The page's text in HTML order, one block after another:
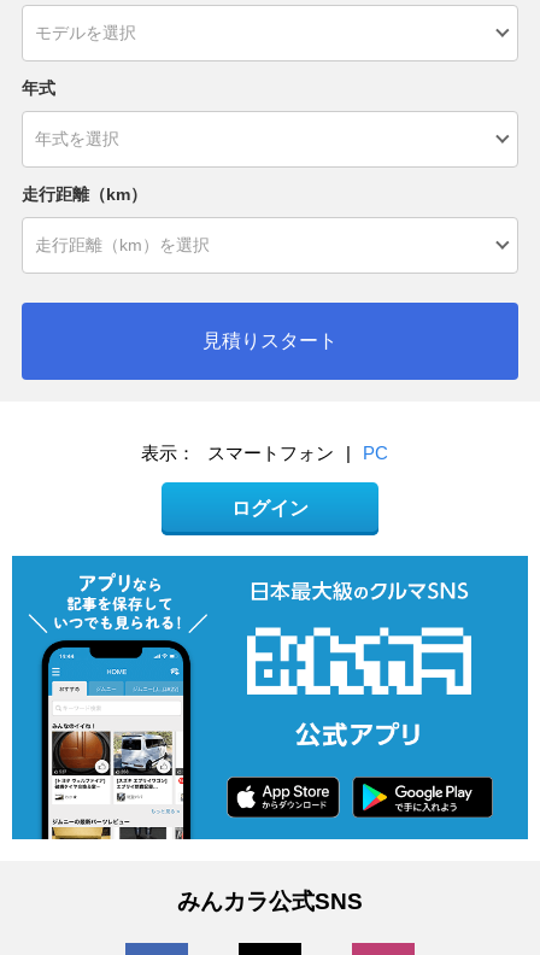
年式
走行距離（km）
見積りスタート
表示： スマートフォン | PC
ログイン
みんカラ公式SNS